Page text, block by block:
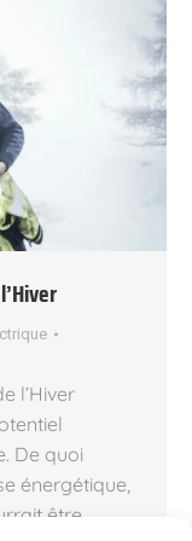
l’Hiver
De quoi
énergétique,
être